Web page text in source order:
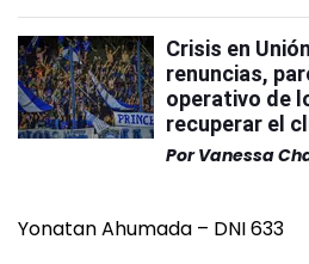
Crisis en
renuncias,
operativo de
recuperar el
Por Vanessa
Yonatan Ahumada – DNI 633